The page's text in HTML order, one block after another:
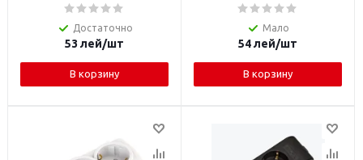
Достаточно
53 лей/шт
В корзину
Мало
54лей/шт
В корзину